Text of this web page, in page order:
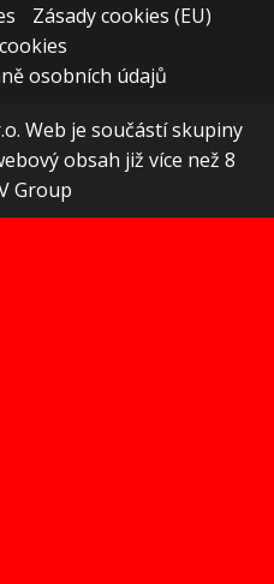
Zásady cookies (EU)
osobních údajů
Web je součástí skupiny
obsah již více než 8
Group